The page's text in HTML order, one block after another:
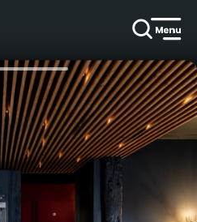
Chèque cadeau - Restaurant gastronomique et chambres d'hôtes au Petit Kembs